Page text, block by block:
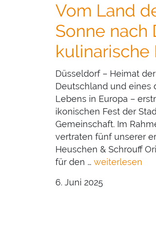
Vom Land
Sonne nach
kulinarische
Düsseldorf – Heimat
Deutschland und eines
Lebens in Europa –
ikonischen Fest der
Gemeinschaft. Im
vertraten fünf unserer
Heuschen & Schrouff
für den … weiterlesen
6. Juni 2025